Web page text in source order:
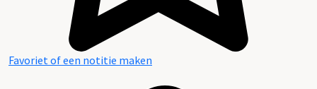
Favoriet of een notitie maken